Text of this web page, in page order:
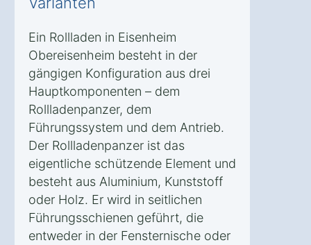
Ein Rollladen in Eisenheim
Obereisenheim besteht in der
gängigen Konfiguration aus drei
Hauptkomponenten – dem
Rollladenpanzer, dem
Führungssystem und dem Antrieb.
Der Rollladenpanzer ist das
eigentliche schützende Element und
besteht aus Aluminium, Kunststoff
oder Holz. Er wird in seitlichen
Führungsschienen geführt, die
entweder in der Fensternische oder